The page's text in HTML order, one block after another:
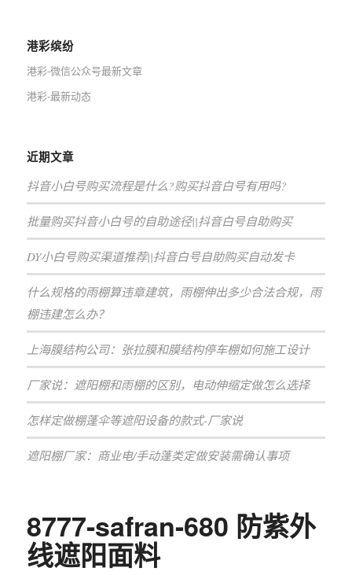
港彩缤纷
港彩-微信公众号最新文章
港彩-最新动态
近期文章
抖音小白号购买流程是什么?购买抖音白号有用吗?
批量购买抖音小白号的自助途径||抖音白号自助购买
DY小白号购买渠道推荐||抖音白号自助购买自动发卡
什么规格的雨棚算违章建筑，雨棚伸出多少合法合规，雨
棚违建怎么办？
上海膜结构公司：张拉膜和膜结构停车棚如何施工设计
厂家说：遮阳棚和雨棚的区别，电动伸缩定做怎么选择
怎样定做棚蓬伞等遮阳设备的款式-厂家说
遮阳棚厂家：商业电/手动蓬类定做安装需确认事项
8777-safran-680 防紫外
线遮阳面料